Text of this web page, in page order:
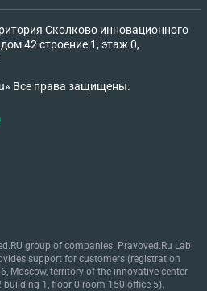
Сколково инновационного
42 строение 1, этаж 0,
Все права защищены.
group of companies. Pravoved.Ru Lab
support for customers (registration
Moscow, territory of the innovative center
building 1, floor 0 room 150 office 5).